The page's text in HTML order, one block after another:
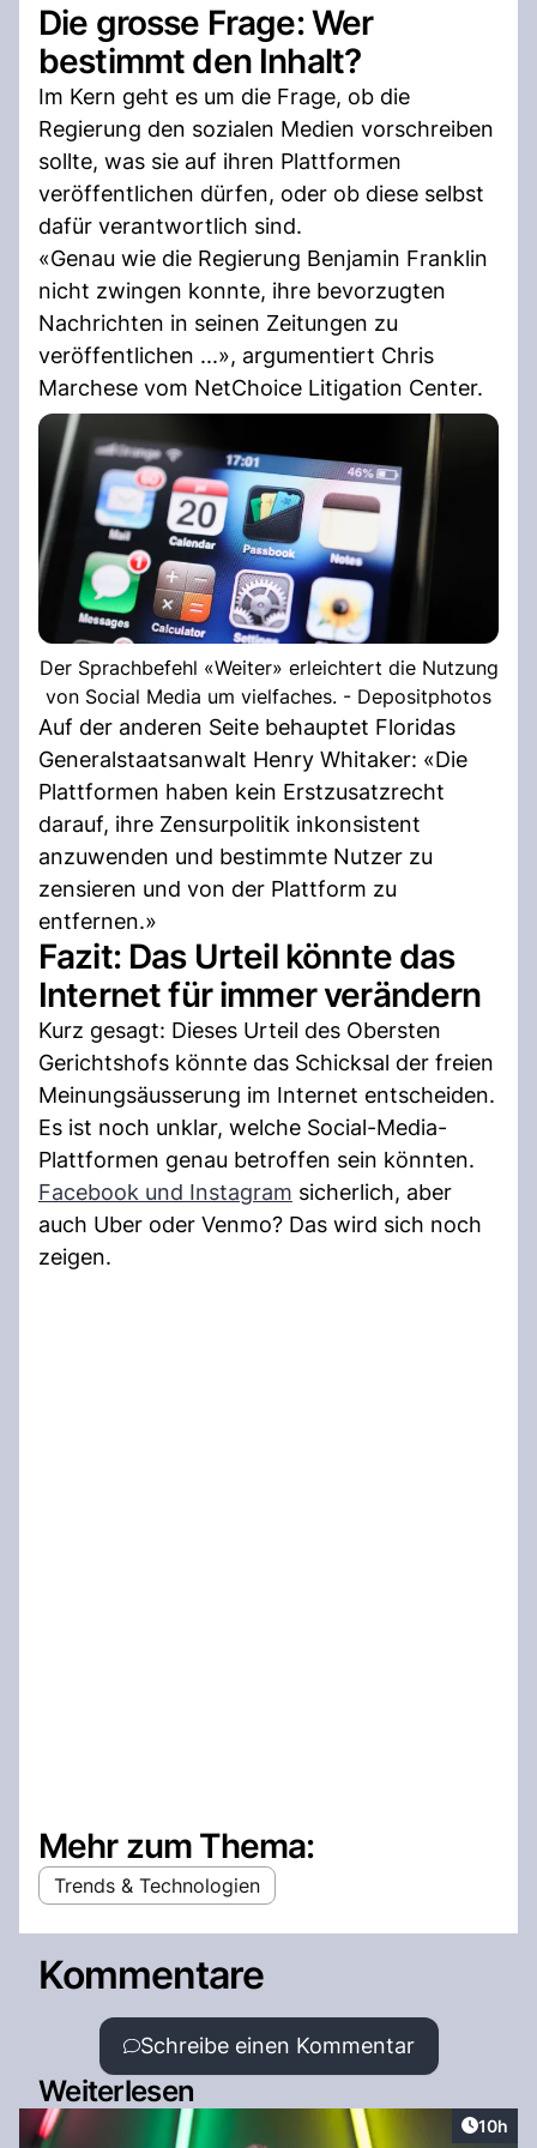
Die grosse Frage: Wer
bestimmt den Inhalt?
Im Kern geht es um die Frage, ob die
Regierung den sozialen Medien vorschreiben
sollte, was sie auf ihren Plattformen
veröffentlichen dürfen, oder ob diese selbst
dafür verantwortlich sind.
«Genau wie die Regierung Benjamin Franklin
nicht zwingen konnte, ihre bevorzugten
Nachrichten in seinen Zeitungen zu
veröffentlichen ...», argumentiert Chris
Marchese vom NetChoice Litigation Center.
Der Sprachbefehl «Weiter» erleichtert die Nutzung
von Social Media um vielfaches. - Depositphotos
Auf der anderen Seite behauptet Floridas
Generalstaatsanwalt Henry Whitaker: «Die
Plattformen haben kein Erstzusatzrecht
darauf, ihre Zensurpolitik inkonsistent
anzuwenden und bestimmte Nutzer zu
zensieren und von der Plattform zu
entfernen.»
Fazit: Das Urteil könnte das
Internet für immer verändern
Kurz gesagt: Dieses Urteil des Obersten
Gerichtshofs könnte das Schicksal der freien
Meinungsäusserung im Internet entscheiden.
Es ist noch unklar, welche Social-Media-
Plattformen genau betroffen sein könnten.
Facebook und Instagram sicherlich, aber
auch Uber oder Venmo? Das wird sich noch
zeigen.
Mehr zum Thema:
Trends & Technologien
Kommentare
Schreibe einen Kommentar
Weiterlesen
Artikel
10h